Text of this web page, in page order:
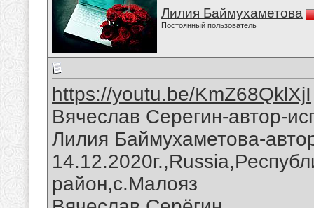
Лилия Баймухаметова
Постоянный пользователь
https://youtu.be/KmZ68QklXjI
Вячеслав Серегин-автор-
Лилия Баймухаметова-
район,с.Малояз